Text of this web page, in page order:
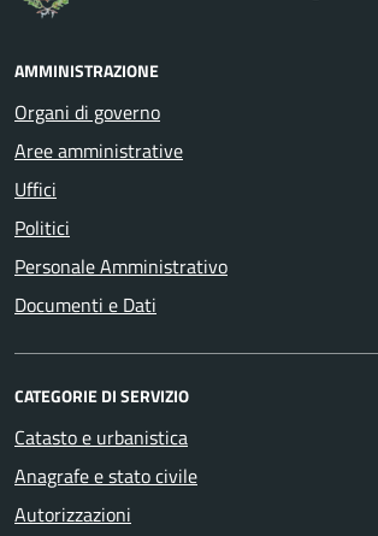
AMMINISTRAZIONE
Organi di governo
Aree amministrative
Uffici
Politici
Personale Amministrativo
Documenti e Dati
CATEGORIE DI SERVIZIO
Catasto e urbanistica
Anagrafe e stato civile
Autorizzazioni